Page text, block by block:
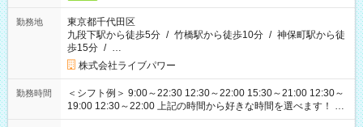
勤務地
東京都千代田区
九段下駅から徒歩5分 / 竹橋駅から徒歩10分 / 神保町駅から徒
歩15分 / …
株式会社ライブパワー
勤務時間
＜シフト例＞ 9:00～22:30 12:30～22:00 15:30～21:00 12:30～
19:00 12:30～22:00 上記の時間から好きな時間を選べます！ ※
時間は変更となる可能性があります